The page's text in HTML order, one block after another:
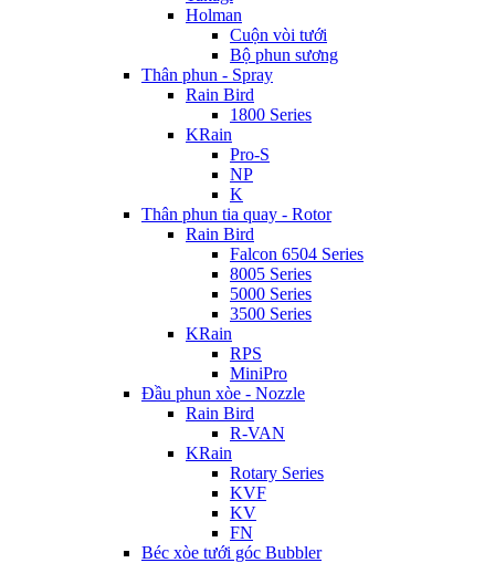
Holman
Cuộn vòi tưới
Bộ phun sương
Thân phun - Spray
Rain Bird
1800 Series
KRain
Pro-S
NP
K
Thân phun tia quay - Rotor
Rain Bird
Falcon 6504 Series
8005 Series
5000 Series
3500 Series
KRain
RPS
MiniPro
Đầu phun xòe - Nozzle
Rain Bird
R-VAN
KRain
Rotary Series
KVF
KV
FN
Béc xòe tưới góc Bubbler